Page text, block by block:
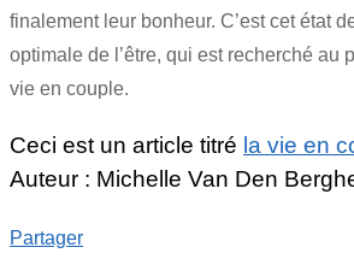
finalement leur bonheur. C’est cet état
optimale de l’être, qui est recherché au
vie en couple.
Ceci est un article titré la vie en
Auteur : Michelle Van Den
Partager